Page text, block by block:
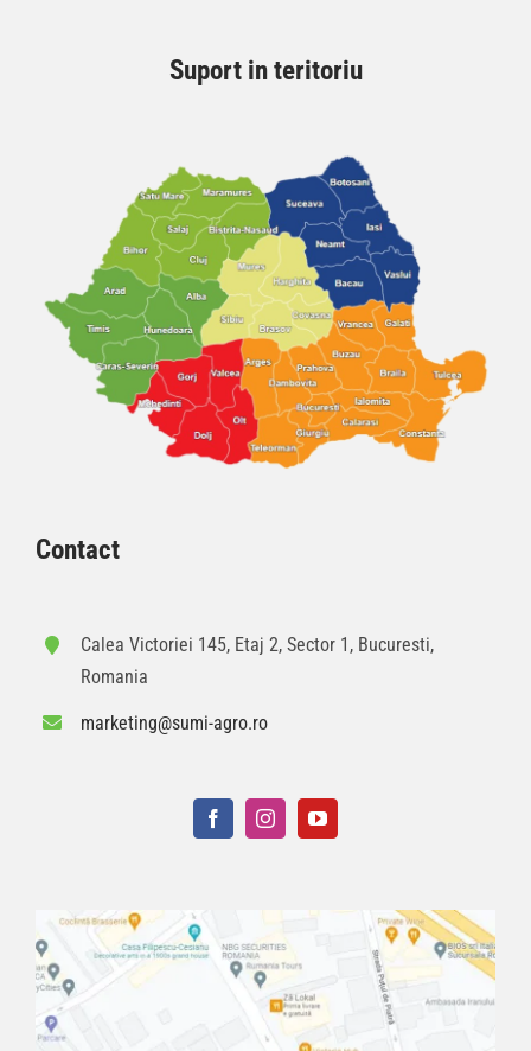
Suport in teritoriu
Contact
Calea Victoriei 145, Etaj 2, Sector 1, Bucuresti,
Romania
marketing@sumi-agro.ro